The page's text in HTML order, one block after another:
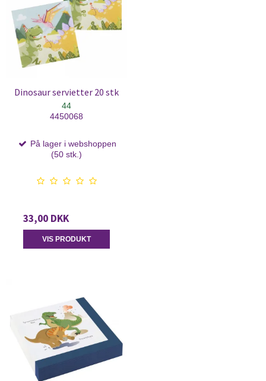
Dinosaur servietter 20 stk
44
4450068
På lager i webshoppen
(50 stk.)
33,00 DKK
VIS PRODUKT